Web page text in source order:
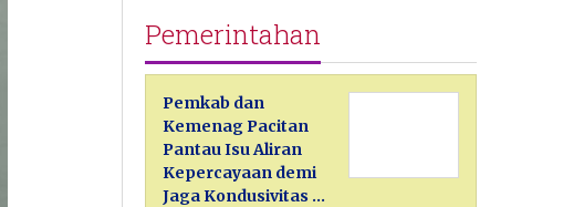
Pemerintahan
Pemkab dan
Kemenag Pacitan
Pantau Isu Aliran
Kepercayaan demi
Jaga Kondusivitas …